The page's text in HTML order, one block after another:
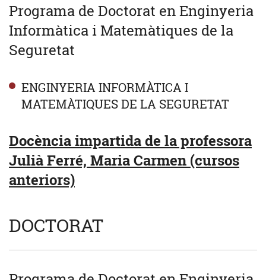
Programa de Doctorat en Enginyeria
Informàtica i Matemàtiques de la
Seguretat
ENGINYERIA INFORMÀTICA I
MATEMÀTIQUES DE LA SEGURETAT
Docència impartida de la professora
Julià Ferré, Maria Carmen (cursos
anteriors)
DOCTORAT